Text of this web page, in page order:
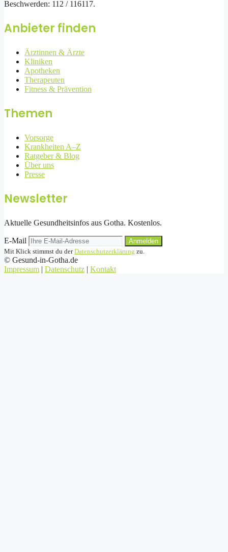
Beschwerden: 112 / 116117.
Anbieter finden
Ärztinnen & Ärzte
Kliniken
Apotheken
Therapeuten
Fitness & Prävention
Themen
Vorsorge
Krankheiten A–Z
Ratgeber & Blog
Über uns
Presse
Newsletter
Aktuelle Gesundheitsinfos aus Gotha. Kostenlos.
E-Mail
Anmelden
Mit Klick stimmst du derDatenschutzerklärung zu.
© Gesund-in-Gotha.de
Impressum | Datenschutz | Kontakt